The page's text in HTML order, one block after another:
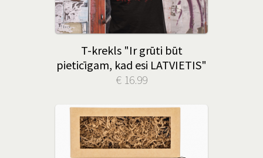
T-krekls "Ir grūti būt
pieticīgam, kad esi LATVIETIS"
€ 16.99